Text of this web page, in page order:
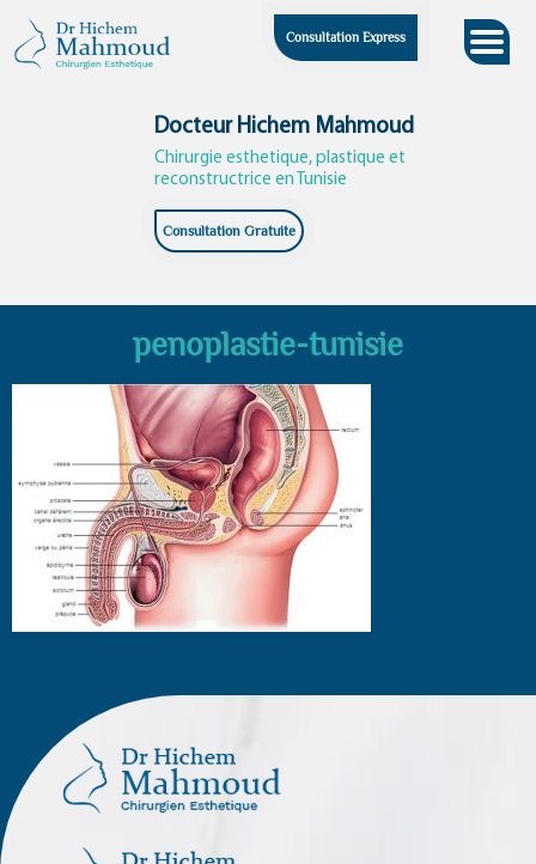
content
Consultation Express
Docteur Hichem Mahmoud
Chirurgie esthetique, plastique et
reconstructrice en Tunisie
Consultation Gratuite
penoplastie-tunisie